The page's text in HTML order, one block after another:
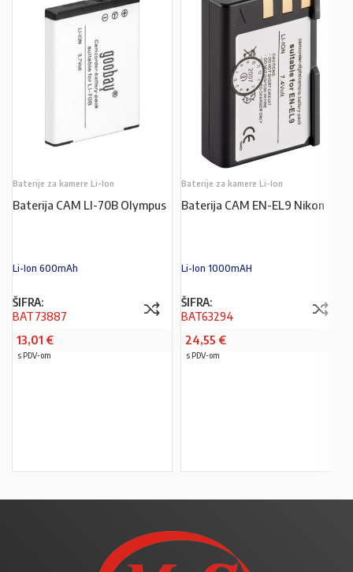
Baterije za kamere Li-Ion
Baterija CAM LI-70B Olympus
Li-Ion 600mAh
ŠIFRA:
BAT73887
13,01 €
s PDV-om
Baterije za kamere Li-Ion
Baterija CAM EN-EL9 Nikon
Li-Ion 1000mAH
ŠIFRA:
BAT63294
24,55 €
s PDV-om